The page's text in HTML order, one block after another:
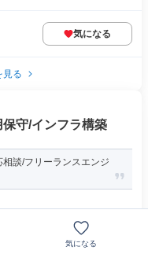
気になる
見る
守/インフラ構築
談/フリーランスエンジ
保守運用経験 ・開発や
気になる